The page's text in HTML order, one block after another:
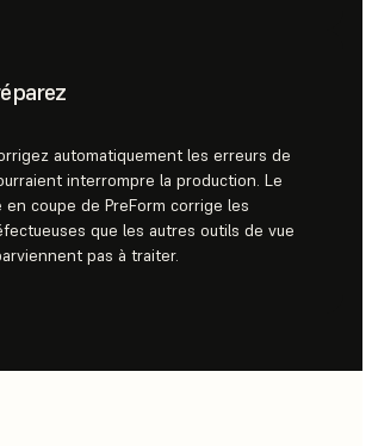
automatiquement les erreurs de
interrompre la production. Le
en coupe de PreForm corrige les
que les autres outils de vue
pas à traiter.